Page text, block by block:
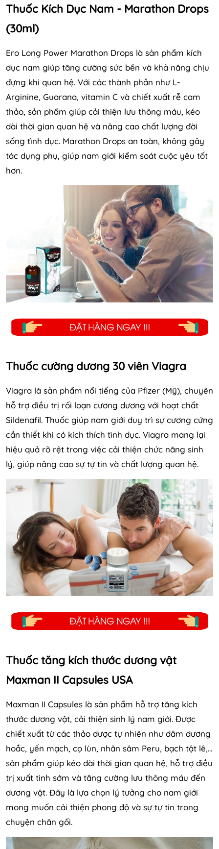
Thuốc Kích Dục Nam - Marathon Drops
(30ml)
Ero Long Power Marathon Drops là sản phẩm kích
dục nam giúp tăng cường sức bền và khả năng chịu
đựng khi quan hệ. Với các thành phần như L-
Arginine, Guarana, vitamin C và chiết xuất rễ cam
thảo, sản phẩm giúp cải thiện lưu thông máu, kéo
dài thời gian quan hệ và nâng cao chất lượng đời
sống tình dục. Marathon Drops an toàn, không gây
tác dụng phụ, giúp nam giới kiểm soát cuộc yêu tốt
hơn.
Thuốc cường dương 30 viên Viagra
Viagra là sản phẩm nổi tiếng của Pfizer (Mỹ), chuyên
hỗ trợ điều trị rối loạn cương dương với hoạt chất
Sildenafil. Thuốc giúp nam giới duy trì sự cương cứng
cần thiết khi có kích thích tình dục. Viagra mang lại
hiệu quả rõ rệt trong việc cải thiện chức năng sinh
lý, giúp nâng cao sự tự tin và chất lượng quan hệ.
Thuốc tăng kích thước dương vật
Maxman II Capsules USA
Maxman II Capsules là sản phẩm hỗ trợ tăng kích
thước dương vật, cải thiện sinh lý nam giới. Được
chiết xuất từ các thảo dược tự nhiên như dâm dương
hoắc, yến mạch, cọ lùn, nhân sâm Peru, bạch tật lê,...
sản phẩm giúp kéo dài thời gian quan hệ, hỗ trợ điều
trị xuất tinh sớm và tăng cường lưu thông máu đến
dương vật. Đây là lựa chọn lý tưởng cho nam giới
mong muốn cải thiện phong độ và sự tự tin trong
chuyện chăn gối.